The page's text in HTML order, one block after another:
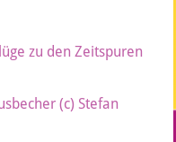
zu den Zeitspuren
(c) Stefan